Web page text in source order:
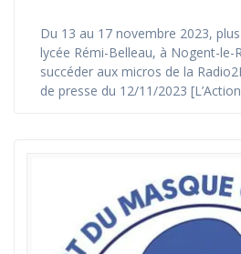
Du 13 au 17 novembre 2023,
lycée Rémi-Belleau, à Nogent-le-
succéder aux micros de la
de presse du 12/11/2023 [L’Action